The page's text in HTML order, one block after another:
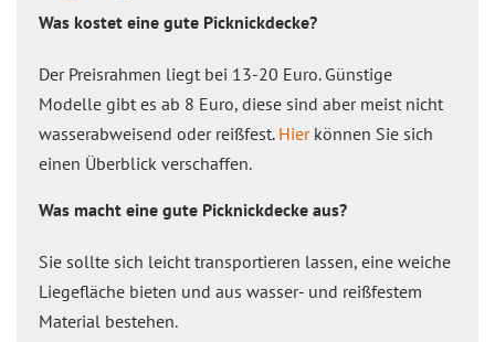
Was kostet eine gute Picknickdecke?
Der Preisrahmen liegt bei 13-20 Euro. Günstige
Modelle gibt es ab 8 Euro, diese sind aber meist nicht
wasserabweisend oder reißfest. Hierkönnen Sie sich
einen Überblick verschaffen.
Was macht eine gute Picknickdecke aus?
Sie sollte sich leicht transportieren lassen, eine weiche
Liegefläche bieten und aus wasser- und reißfestem
Material bestehen.